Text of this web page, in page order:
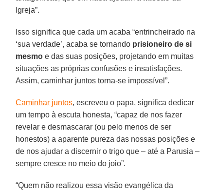
Igreja”.
Isso significa que cada um acaba “entrincheirado na
‘sua verdade’, acaba se tornando prisioneiro de si
mesmo e das suas posições, projetando em muitas
situações as próprias confusões e insatisfações.
Assim, caminhar juntos torna-se impossível”.
Caminhar juntos, escreveu o papa, significa dedicar
um tempo à escuta honesta, “capaz de nos fazer
revelar e desmascarar (ou pelo menos de ser
honestos) a aparente pureza das nossas posições e
de nos ajudar a discernir o trigo que – até a Parusia –
sempre cresce no meio do joio”.
“Quem não realizou essa visão evangélica da